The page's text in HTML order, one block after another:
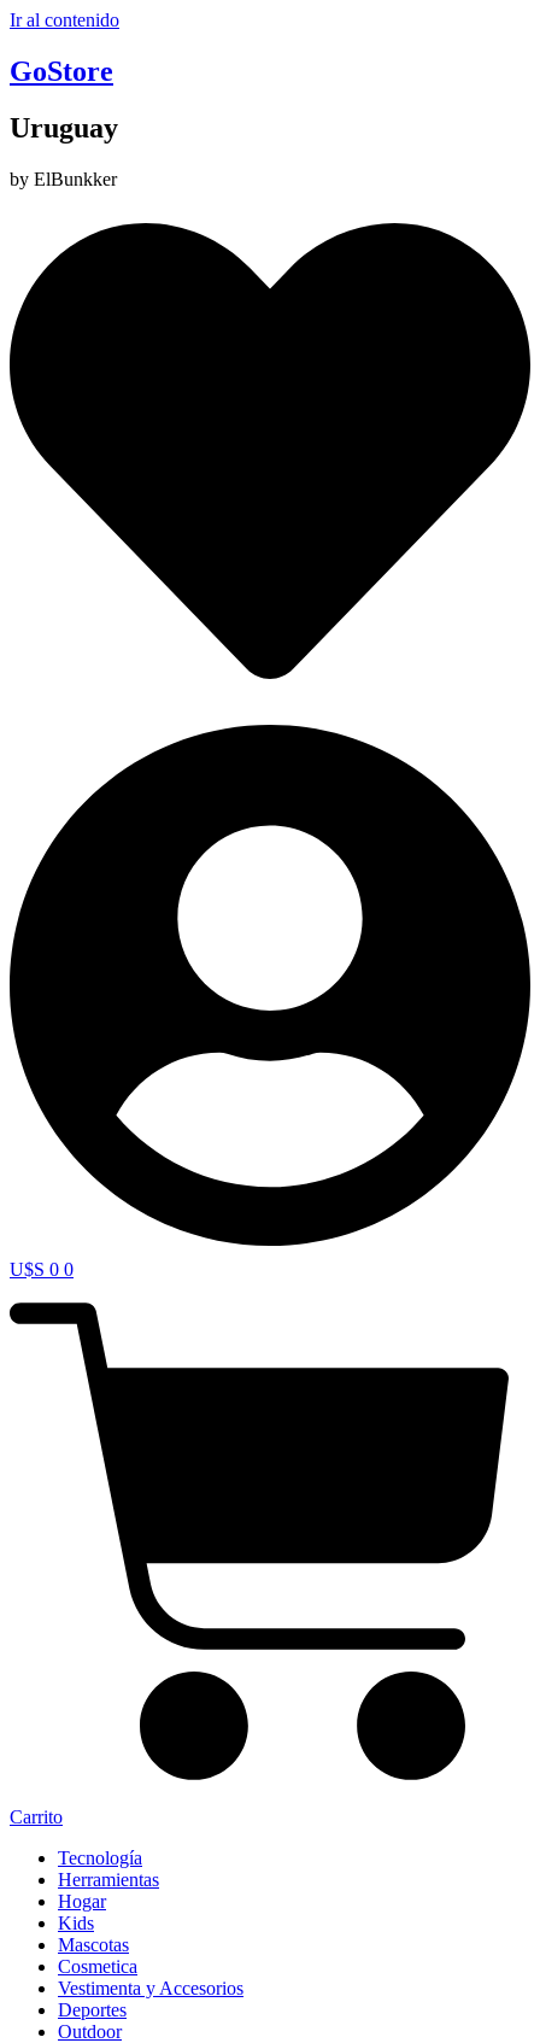
Ir al contenido
GoStore
Uruguay
by ElBunkker
U$S 0 0
Carrito
Tecnología
Herramientas
Hogar
Kids
Mascotas
Cosmetica
Vestimenta y Accesorios
Deportes
Outdoor